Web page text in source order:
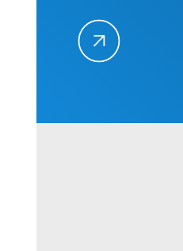
Primena na
projektima,
25–26.
2026.